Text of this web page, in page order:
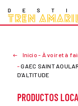
Inicio - À voir et à
-GAEC SAINT
D’ALTITUDE
PRODUCTOS